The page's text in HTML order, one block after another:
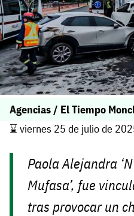
Agencias / El Tiempo
⌛️ viernes 25 de julio de
Paola Alejandra
Mufasa’, fue
tras provocar un